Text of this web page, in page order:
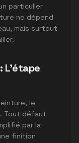
particulier
ne dépend
mais surtout
L'étape
le
Tout défaut
par la
finition